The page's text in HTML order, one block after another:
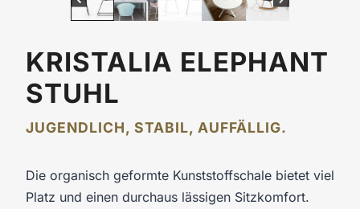
KRISTALIA ELEPHANT
STUHL
JUGENDLICH, STABIL, AUFFÄLLIG.
Die organisch geformte Kunststoffschale bietet viel
Platz und einen durchaus lässigen Sitzkomfort.